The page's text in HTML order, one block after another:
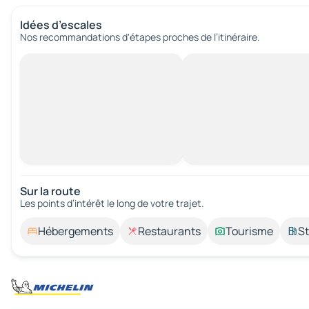
Idées d’escales
Nos recommandations d'étapes proches de l’itinéraire.
Sur la route
Les points d’intérêt le long de votre trajet.
Hébergements Restaurants Tourisme